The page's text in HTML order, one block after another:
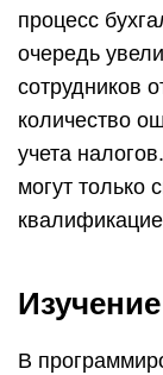
процесс
очередь
сотрудников
количество
учета
могут только
В